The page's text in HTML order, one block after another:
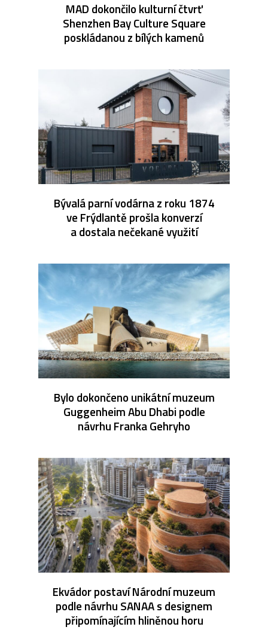
MAD dokončilo kulturní čtvrť
Shenzhen Bay Culture Square
poskládanou z bílých kamenů
Bývalá parní vodárna z roku 1874
ve Frýdlantě prošla konverzí
a dostala nečekané využití
Bylo dokončeno unikátní muzeum
Guggenheim Abu Dhabi podle
návrhu Franka Gehryho
Ekvádor postaví Národní muzeum
podle návrhu SANAA s designem
připomínajícím hliněnou horu